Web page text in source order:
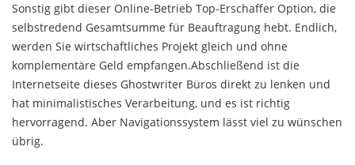
Sonstig gibt dieser Online-Betrieb Top-Erschaffer Option, die
selbstredend Gesamtsumme für Beauftragung hebt. Endlich,
werden Sie wirtschaftliches Projekt gleich und ohne
komplementäre Geld empfangen.Abschließend ist die
Internetseite dieses Ghostwriter Büros direkt zu lenken und
hat minimalistisches Verarbeitung, und es ist richtig
hervorragend. Aber Navigationssystem lässt viel zu wünschen
übrig.